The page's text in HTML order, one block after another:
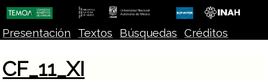
Presentación Textos Búsquedas Créditos
CF_11_XI